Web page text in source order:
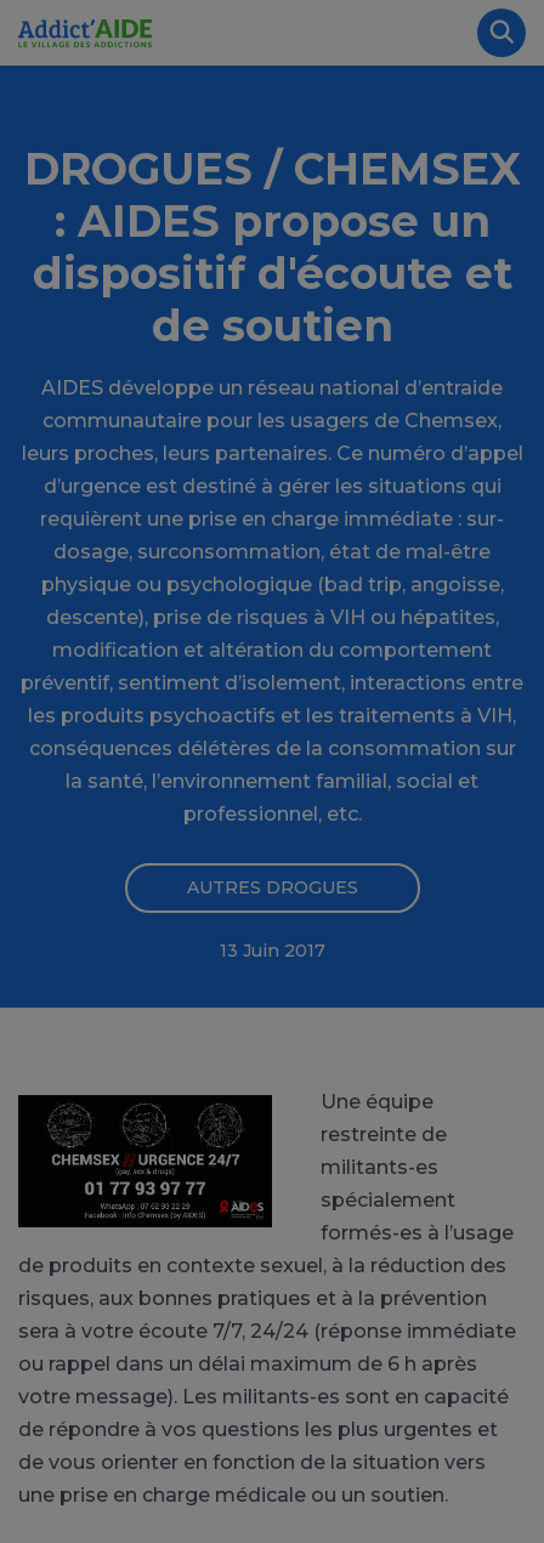
Aller au contenu principal
DROGUES / CHEMSEX
: AIDES propose un
dispositif d'écoute et
de soutien
AIDES développe un réseau national d’entraide
communautaire pour les usagers de Chemsex,
leurs proches, leurs partenaires. Ce numéro d’appel
d’urgence est destiné à gérer les situations qui
requièrent une prise en charge immédiate : sur-
dosage, surconsommation, état de mal-être
physique ou psychologique (bad trip, angoisse,
descente), prise de risques à VIH ou hépatites,
modification et altération du comportement
préventif, sentiment d’isolement, interactions entre
les produits psychoactifs et les traitements à VIH,
conséquences délétères de la consommation sur
la santé, l’environnement familial, social et
professionnel, etc.
AUTRES DROGUES
13 Juin 2017
Une équipe
restreinte de
militants-es
spécialement
formés-es à l’usage
de produits en contexte sexuel, à la réduction des
risques, aux bonnes pratiques et à la prévention
sera à votre écoute 7/7, 24/24 (réponse immédiate
ou rappel dans un délai maximum de 6 h après
votre message). Les militants-es sont en capacité
de répondre à vos questions les plus urgentes et
de vous orienter en fonction de la situation vers
une prise en charge médicale ou un soutien.
Panneau de gestion des cookies